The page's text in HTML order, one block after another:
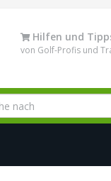
Hilfen und
von Golf-Profis und